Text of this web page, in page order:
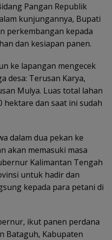
Pangan Republik
kunjungannya, Bupati
perkembangan kepada
dan kesiapan panen.
ke lapangan mengecek
desa: Terusan Karya,
Mulya. Luas total lahan
hektare dan saat ini sudah
dalam dua pekan ke
akan memasuki masa
Kalimantan Tengah
untuk hadir dan
kepada para petani di
ikut panen perdana
Bataguh, Kabupaten